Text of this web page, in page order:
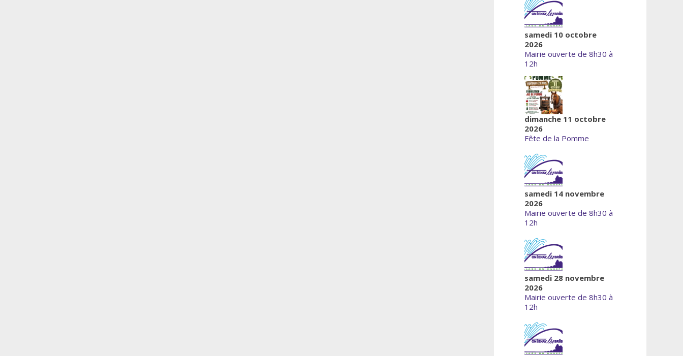
samedi 10 octobre
2026
Mairie ouverte de 8h30 à
12h
dimanche 11 octobre
2026
Fête de la Pomme
samedi 14 novembre
2026
Mairie ouverte de 8h30 à
12h
samedi 28 novembre
2026
Mairie ouverte de 8h30 à
12h